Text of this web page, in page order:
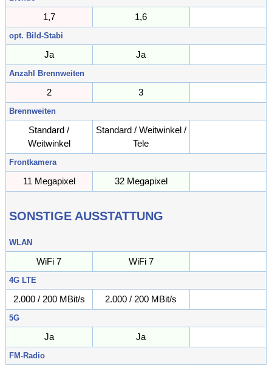
1,7 1,6
opt. Bild-Stabi
Ja Ja
Anzahl Brennweiten
2 3
Brennweiten
Standard /
Weitwinkel
Standard / Weitwinkel /
Tele
Frontkamera
11 Megapixel 32 Megapixel
SONSTIGE AUSSTATTUNG
WLAN
WiFi 7 WiFi 7
4G LTE
2.000 / 200 MBit/s 2.000 / 200 MBit/s
5G
Ja Ja
FM-Radio